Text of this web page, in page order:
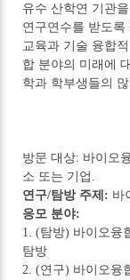
유수 산학연 기관
연구연수를 받도
교육과 기술 융합
합 분야의 미래에
학과 학부생들의
방문 대상: 바이오
소 또는 기업.
연구/탐방 주제: 바
응모 분야:
1. (탐방) 바이오융
탐방
2. (연구) 바이오융